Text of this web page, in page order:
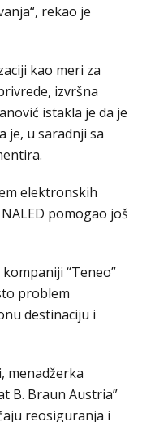
rekao je
kao meri za
izvršna
istakla je da je
je, u saradnji sa
elektronskih
pomogao još
“Teneo”
problem
destinaciju i
menadžerka
B. Braun Austria”
reosiguranja i